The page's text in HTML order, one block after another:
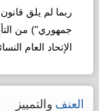
لـ"التطوير"!
ربما لم يلق
جمهوري") من
الإتحاد العام النسائي اليوم، 2017/4/
Read more...
العنف والتمييز